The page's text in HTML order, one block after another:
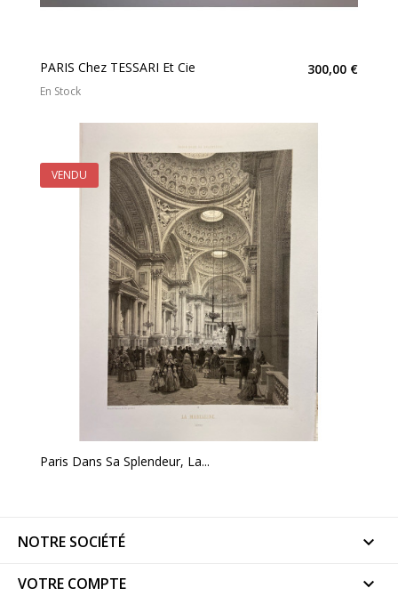
PARIS Chez TESSARI Et Cie 300,00 €
En Stock
Paris Dans Sa Splendeur, La...
VENDU
NOTRE SOCIÉTÉ 
VOTRE COMPTE 